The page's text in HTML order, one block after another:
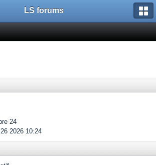
LS forums
24
2026 10:24